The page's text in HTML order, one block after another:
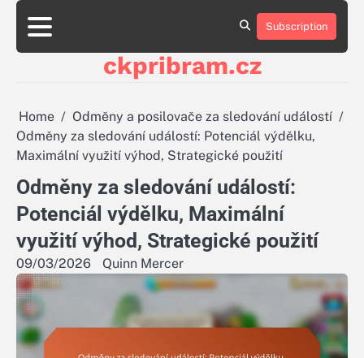
Skip
content
About
Contact
Cookie
Privacy
Sitemap
Terms
Conditions
Subscription
ckpribram.cz
Home
Odměny a posilovače za sledování událostí
Odměny za sledování událostí: Potenciál výdělku,
Maximální využití výhod, Strategické použití
Odměny za sledování událostí:
Potenciál výdělku, Maximální
využití výhod, Strategické použití
09/03/2026 Quinn Mercer